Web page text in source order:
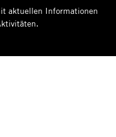
aktuellen Informationen